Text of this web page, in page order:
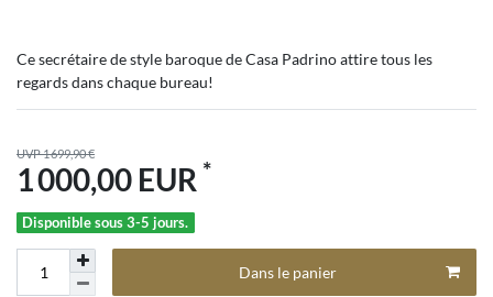
Ce secrétaire de style baroque de Casa Padrino attire tous les
regards dans chaque bureau!
UVP 1 699,90 €
1 000,00 EUR *
Disponible sous 3-5 jours.
Dans le panier